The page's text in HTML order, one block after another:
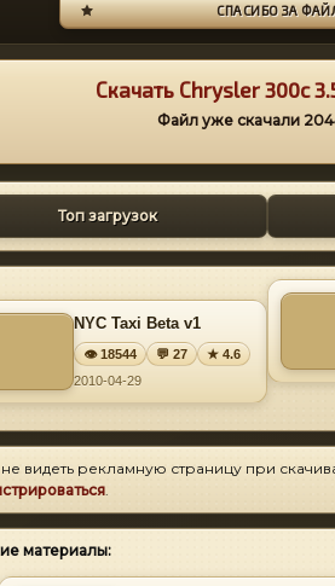
СПАСИБО ЗА
Скачать Сhrysler 300c
Файл уже скачали
Топ загрузок
NYC Taxi Beta v1
👁 18544 💬 27
★ 4.6
2010-04-29
видеть рекламную страницу при
.
материалы: